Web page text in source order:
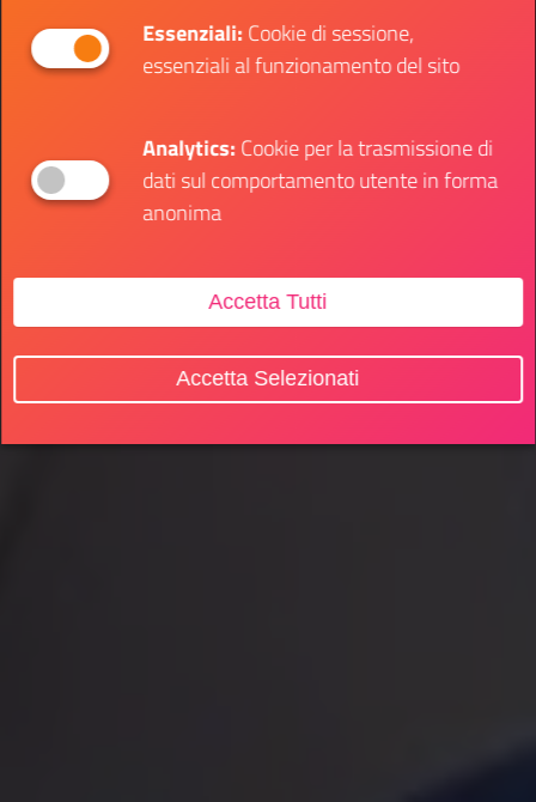
Essenziali:Cookie di sessione,
essenziali al funzionamento del sito
Analytics:Cookie per la trasmissione di
dati sul comportamento utente in forma
anonima
Accetta Tutti
Accetta Selezionati